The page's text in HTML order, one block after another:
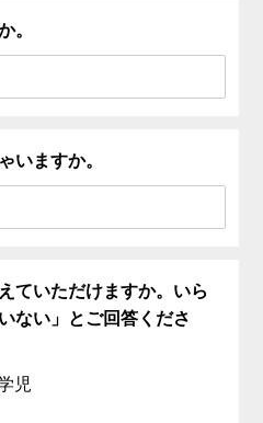
。
いますか。
ていただけますか。いら
ない」とご回答くださ
児